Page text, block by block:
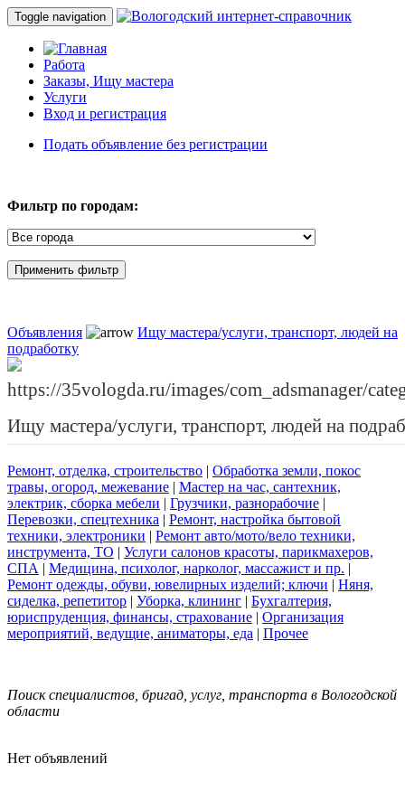
Toggle navigation
Работа
Заказы, Ищу мастера
Услуги
Вход и регистрация
Подать объявление без регистрации
Фильтр по городам:
Объявления
Ищу мастера/услуги, транспорт, людей на
подработку
Ищу мастера/услуги, транспорт, людей на
Ремонт, отделка, строительство | Обработка земли, покос
травы, огород, межевание | Мастер на час, сантехник,
электрик, сборка мебели | Грузчики, разнорабочие |
Перевозки, спецтехника | Ремонт, настройка бытовой
техники, электроники | Ремонт авто/мото/вело техники,
инструмента, ТО | Услуги салонов красоты, парикмахеров,
СПА | Медицина, психолог, нарколог, массажист и пр. |
Ремонт одежды, обуви, ювелирных изделий; ключи | Няня,
сиделка, репетитор | Уборка, клининг | Бухгалтерия,
юриспруденция, финансы, страхование | Организация
мероприятий, ведущие, аниматоры, еда | Прочее
Поиск специалистов, бригад, услуг, транспорта в Вологодской
области
Нет объявлений